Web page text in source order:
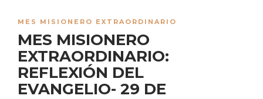
MES MISIONERO EXTRAORDINARIO
MES MISIONERO
EXTRAORDINARIO:
REFLEXIÓN DEL
EVANGELIO- 29 DE